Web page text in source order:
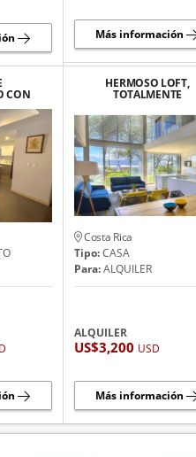
Más información
CON
HERMOSO LOFT,
TOTALMENTE
EN SAN RAFAEL DE
ESCAZU
Costa Rica
Tipo:CASA
Para:ALQUILER
ALQUILER
US$3,200 USD
Más información